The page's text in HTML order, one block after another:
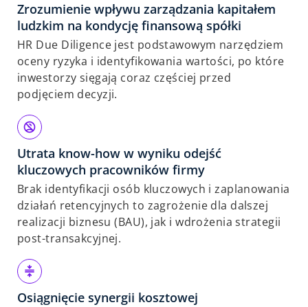
Zrozumienie wpływu zarządzania kapitałem
ludzkim na kondycję finansową spółki
HR Due Diligence jest podstawowym narzędziem
oceny ryzyka i identyfikowania wartości, po które
inwestorzy sięgają coraz częściej przed
podjęciem decyzji.
Utrata know-how w wyniku odejść
kluczowych pracowników firmy
Brak identyfikacji osób kluczowych i zaplanowania
działań retencyjnych to zagrożenie dla dalszej
realizacji biznesu (BAU), jak i wdrożenia strategii
post-transakcyjnej.
Osiągnięcie synergii kosztowej